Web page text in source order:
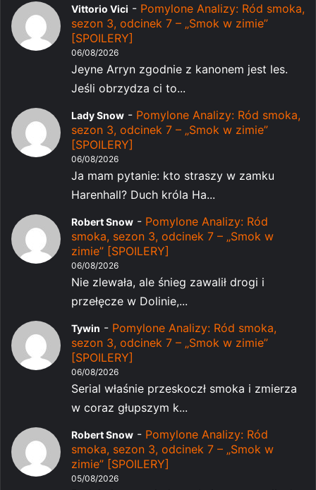
Vittorio Vici - Pomylone Analizy: Ród smoka,
sezon 3, odcinek 7 – „Smok w zimie”
[SPOILERY]
06/08/2026
Jeyne Arryn zgodnie z kanonem jest les.
Jeśli obrzydza ci to...
Lady Snow - Pomylone Analizy: Ród smoka,
sezon 3, odcinek 7 – „Smok w zimie”
[SPOILERY]
06/08/2026
Ja mam pytanie: kto straszy w zamku
Harenhall? Duch króla Ha...
Robert Snow - Pomylone Analizy: Ród
smoka, sezon 3, odcinek 7 – „Smok w
zimie” [SPOILERY]
06/08/2026
Nie zlewała, ale śnieg zawalił drogi i
przełęcze w Dolinie,...
Tywin - Pomylone Analizy: Ród smoka,
sezon 3, odcinek 7 – „Smok w zimie”
[SPOILERY]
06/08/2026
Serial właśnie przeskoczł smoka i zmierza
w coraz głupszym k...
Robert Snow - Pomylone Analizy: Ród
smoka, sezon 3, odcinek 7 – „Smok w
zimie” [SPOILERY]
05/08/2026